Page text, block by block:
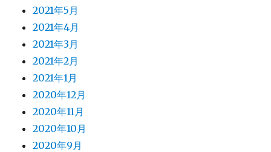
2021年5月
2021年4月
2021年3月
2021年2月
2021年1月
2020年12月
2020年11月
2020年10月
2020年9月